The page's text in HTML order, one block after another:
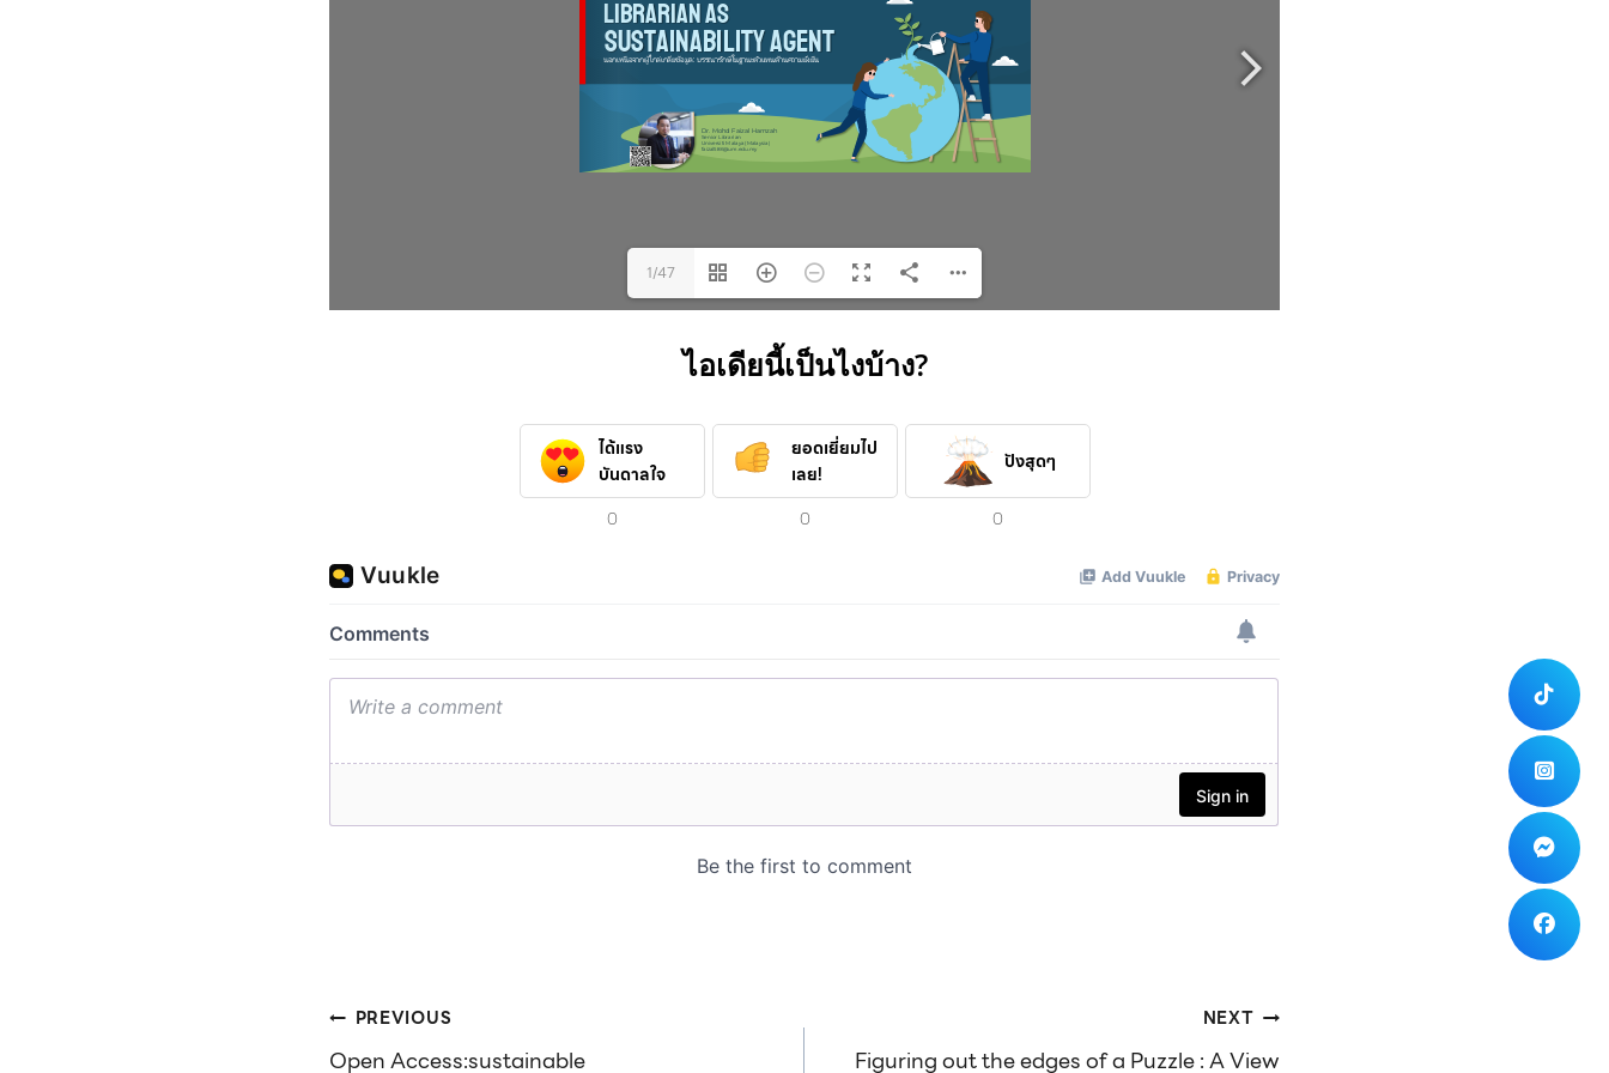
1/47
ไอเดียนี้เป็นไงบ้าง?
ได้แรง
บันดาลใจ
0
ยอดเยี่ยมไป
เลย!
0
ปังสุดๆ
0
Post
PREVIOUS
Open Access:sustainable
NEXT
Figuring out the edges of a Puzzle : A View